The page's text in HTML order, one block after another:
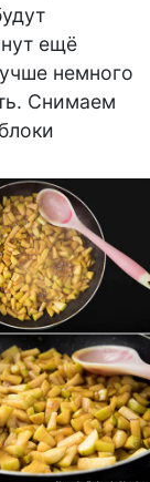
ещё
немного
Снимаем